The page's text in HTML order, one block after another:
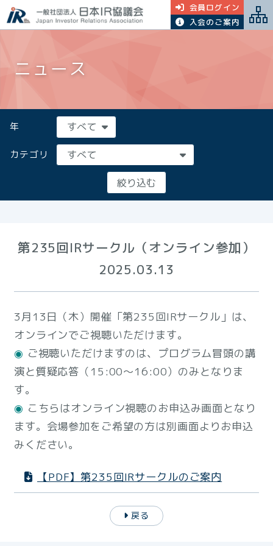
会員ログイン
入会のご案内
ニュース
年
カテゴリ
第235回IRサークル（オンライン参加）
2025.03.13
3月13日（木）開催「第235回IRサークル」は、
オンラインでご視聴いただけます。
◉ ご視聴いただけますのは、プログラム冒頭の講
演と質疑応答（15:00～16:00）のみとなりま
す。
◉ こちらはオンライン視聴のお申込み画面となり
ます。会場参加をご希望の方は別画面よりお申込
みください。
【PDF】第235回IRサークルのご案内
戻る